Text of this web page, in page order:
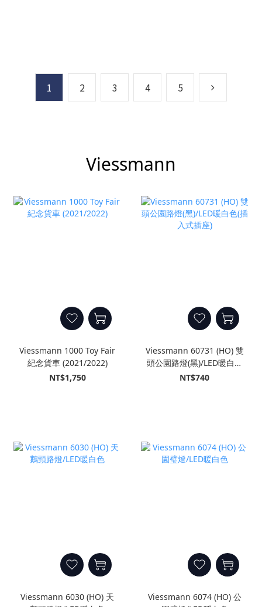
1 2 3 4 5
Viessmann
Viessmann 1000 Toy Fair
紀念貨車 (2021/2022)
NT$1,750
Viessmann 60731 (HO) 雙
頭公園路燈(黑)/LED暖白色
(插入式插座)
NT$740
Viessmann 6030 (HO) 天
Viessmann 6074 (HO) 公